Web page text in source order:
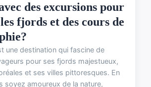
des excursions pour
fjords et des cours de
une destination qui fascine de
pour ses fjords majestueux,
et ses villes pittoresques. En
soyez amoureux de la nature,